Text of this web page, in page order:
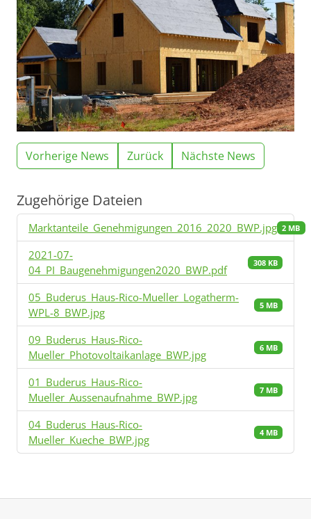
Vorherige News Zurück Nächste News
Zugehörige Dateien
Marktanteile_Genehmigungen_2016_2020_BWP.jpg 2 MB
2021-07-
04_PI_Baugenehmigungen2020_BWP.pdf
308 KB
05_Buderus_Haus-Rico-Mueller_Logatherm-
WPL-8_BWP.jpg
5 MB
09_Buderus_Haus-Rico-
Mueller_Photovoltaikanlage_BWP.jpg
6 MB
01_Buderus_Haus-Rico-
Mueller_Aussenaufnahme_BWP.jpg
7 MB
04_Buderus_Haus-Rico-
Mueller_Kueche_BWP.jpg
4 MB